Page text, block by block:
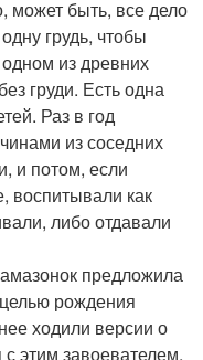
может быть, все дело
грудь, чтобы
одном из древних
груди. Есть одна
Раз в год
из соседних
и потом, если
воспитывали как
либо отдавали
предложила
рождения
ходили версии о
этим завоевателем,